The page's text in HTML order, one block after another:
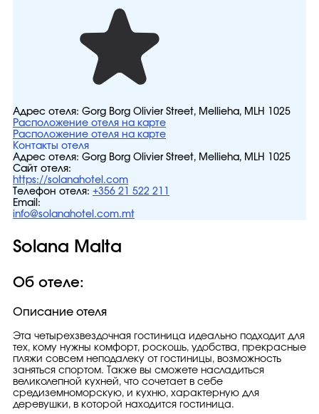
Адрес отеля: Gorg Borg Olivier Street, Mellieha, MLH 1025
Расположение отеля на карте
Расположение отеля на карте
Контакты отеля
Адрес отеля: Gorg Borg Olivier Street, Mellieha, MLH 1025
Сайт отеля:
https://solanahotel.com
Телефон отеля: +356 21 522 211
Email:
info@solanahotel.com.mt
Solana Malta
Об отеле:
Описание отеля
Эта четырехзвездочная гостиница идеально подходит для
тех, кому нужны комфорт, роскошь, удобства, прекрасные
пляжи совсем неподалеку от гостиницы, возможность
заняться спортом. Также вы сможете насладиться
великолепной кухней, что сочетает в себе
средиземноморскую, и кухню, характерную для
деревушки, в которой находится гостиница.